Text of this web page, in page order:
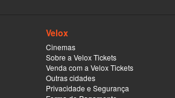
Velox
Cinemas
Sobre a Velox Tickets
Venda com a Velox Tickets
Outras cidades
Privacidade e Segurança